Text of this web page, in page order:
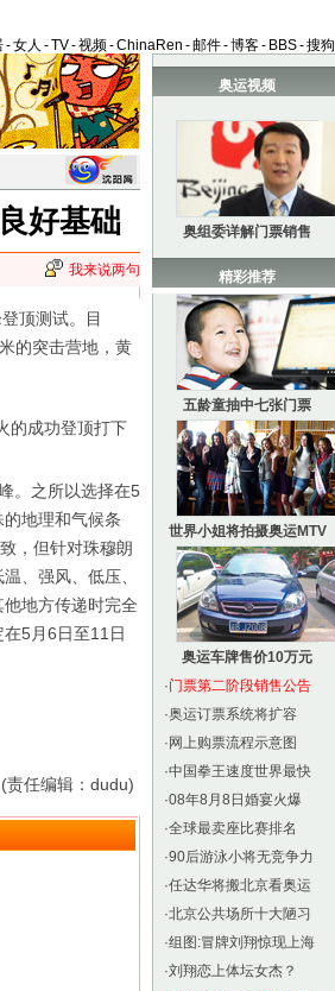
-女人 -TV-视频-ChinaRen -邮件-博客- BBS-搜狗
好基础
我来说两句
顶测试。目
的突击营地，黄
的成功登顶打下
。之所以选择在5
地理和气候条
，但针对珠穆朗
、强风、低压、
地方传递时完全
5月6日至11日
(责任编辑：dudu)
奥运视频
奥组委详解门票销售
精彩推荐
五龄童抽中七张门票
世界小姐将拍摄奥运MTV
奥运车牌售价10万元
·门票第二阶段销售公告
·奥运订票系统将扩容
· 网上购票流程示意图
·中国拳王速度世界最快
·08年8月8日婚宴火爆
·全球最卖座比赛排名
·90后游泳小将无竞争力
·任达华将搬北京看奥运
·北京公共场所十大陋习
·组图:冒牌刘翔惊现上海
·刘翔恋上体坛女杰？